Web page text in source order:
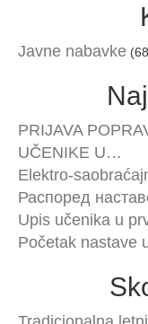
Javne nabavke
PRIJAVA
UČENIKE U…
Elektro-
Распоред
Upis učenika u
Početak nastave